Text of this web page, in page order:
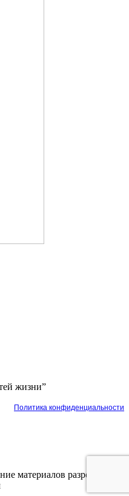
жизни”
Политика конфиденциальности
материалов разрешена